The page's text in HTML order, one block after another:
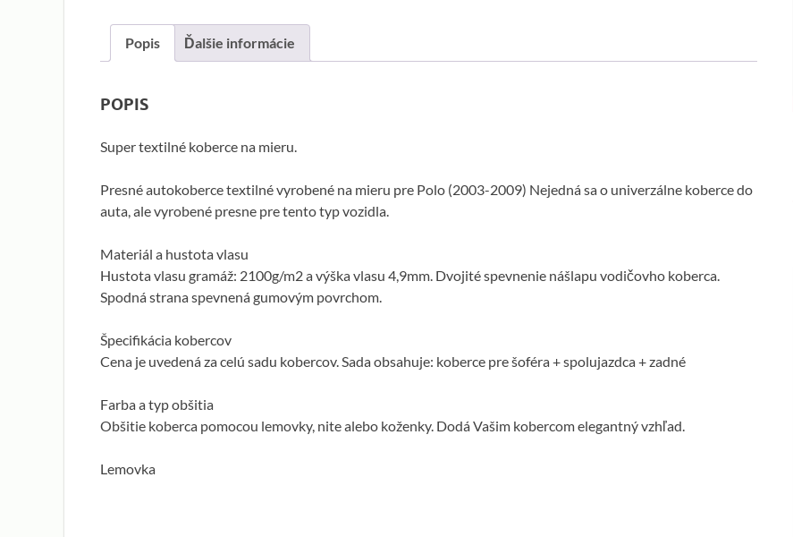
Popis Ďalšie informácie
POPIS
Super textilné koberce na mieru.
Presné autokoberce textilné vyrobené na mieru pre Polo (2003-2009) Nejedná sa o univerzálne koberce do
auta, ale vyrobené presne pre tento typ vozidla.
Materiál a hustota vlasu
Hustota vlasu gramáž: 2100g/m2 a výška vlasu 4,9mm. Dvojité spevnenie nášlapu vodičovho koberca.
Spodná strana spevnená gumovým povrchom.
Špecifikácia kobercov
Cena je uvedená za celú sadu kobercov. Sada obsahuje: koberce pre šoféra + spolujazdca + zadné
Farba a typ obšitia
Obšitie koberca pomocou lemovky, nite alebo koženky. Dodá Vašim kobercom elegantný vzhľad.
Lemovka